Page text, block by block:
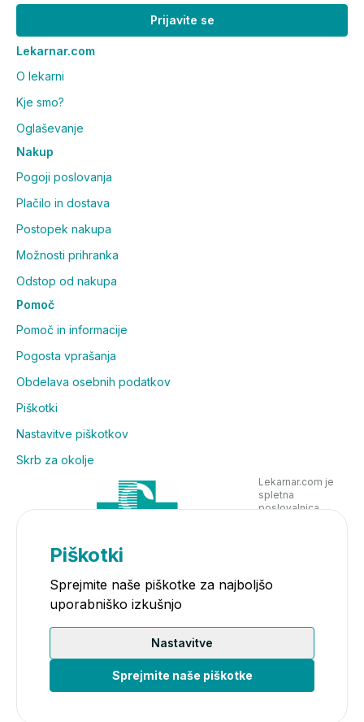
Prijavite se
Lekarnar.com
O lekarni
Kje smo?
Oglaševanje
Nakup
Pogoji poslovanja
Plačilo in dostava
Postopek nakupa
Možnosti prihranka
Odstop od nakupa
Pomoč
Pomoč in informacije
Pogosta vprašanja
Obdelava osebnih podatkov
Piškotki
Nastavitve piškotkov
Skrb za okolje
Lekarnar.com je
spletna
poslovalnica
Piškotki
Sprejmite naše piškotke za najboljšo
uporabniško izkušnjo
Nastavitve
Sprejmite naše piškotke